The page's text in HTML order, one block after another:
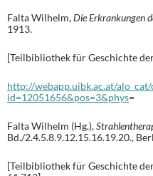
Falta Wilhelm,Die Erkrankungen
1913.
[Teilbibliothek für Geschichte
http://webapp.uibk.ac.at/alo_cat/
id=12051656&pos=3&phys=
Falta Wilhelm (Hg.),
Bd./2.4.5.8.9.12.15.16.19.20.,
[Teilbibliothek für Geschichte